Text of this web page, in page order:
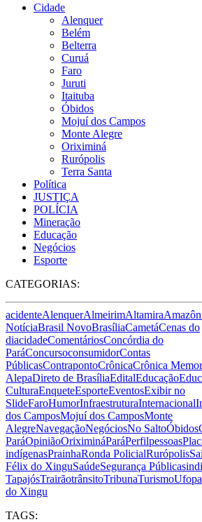
Cidade
Alenquer
Belém
Belterra
Curuá
Faro
Juruti
Itaituba
Óbidos
Mojuí dos Campos
Monte Alegre
Oriximiná
Rurópolis
Terra Santa
Política
JUSTIÇA
POLÍCIA
Mineração
Educação
Negócios
Esporte
CATEGORIAS:
acidenteAlenquerAlmeirimAltamira
NotíciaBrasil NovoBrasíliaCametáCenas do
diacidadeComentáriosConcórdia do
ParáConcursoconsumidorContas
PúblicasContrapontoCrônicaCrônica
AlepaDireto de BrasíliaEditalEducação
CulturaEnqueteEsporteEventosExibir no
SlideFaroHumorInfraestruturaInternacional
dos CamposMojuí dos CamposMonte
AlegreNavegaçãoNegóciosNo SaltoÓbidos
ParáOpiniãoOriximináParáPerfilpessoas
indígenasPrainhaRonda PolicialRurópolis
Félix do XinguSaúdeSegurança Pública
TapajósTrairãotrânsitoTribunaTurismoUfopa
do Xingu
TAGS: